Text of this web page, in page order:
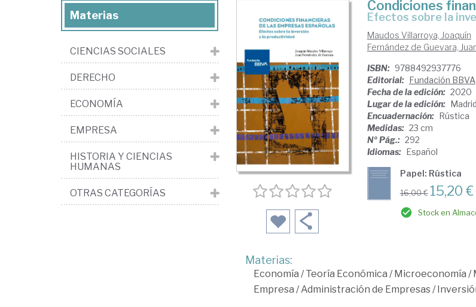
Condiciones
efectos sobre la
Maudos Villarroya, Joaquín
Fernández de Guevara,
ISBN: 9788492937776
Editorial: Fundación BBVA
Fecha de la edición: 2020
Lugar de la edición:
Encuadernación: Rústica
Medidas: 23 cm
Nº Pág.: 292
Idiomas: Español
Papel: Rústica
16,00 € 15,20 €
Stock en
Materias:
Economía /Teoría Económica /Microeconomía /
Empresa /Administración de Empresas/
Materias
CIENCIAS SOCIALES
DERECHO
ECONOMÍA
EMPRESA
HISTORIA Y CIENCIAS
HUMANAS
OTRAS CATEGORÍAS